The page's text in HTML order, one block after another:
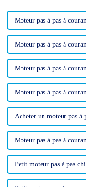
Moteur pas à pas à
Moteur pas à pas à
Moteur pas à pas à
Moteur pas à pas à
Acheter un moteur pas à
Moteur pas à pas à
Petit moteur pas à pas